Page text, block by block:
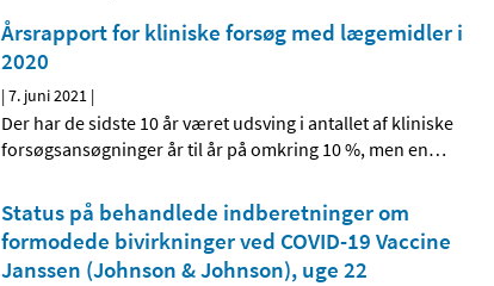
Årsrapport for kliniske forsøg med lægemidler i
2020
|7. juni 2021 |
Der har de sidste 10 år været udsving i antallet af kliniske
forsøgsansøgninger år til år på omkring 10 %, men en…
Status på behandlede indberetninger om
formodede bivirkninger ved COVID-19 Vaccine
Janssen (Johnson & Johnson), uge 22